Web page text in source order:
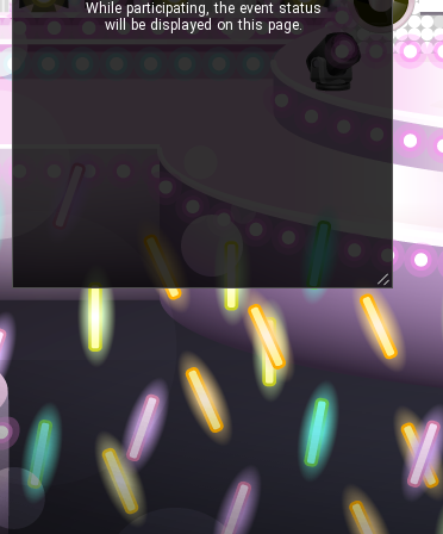
While participating, the event status
will be displayed on this page.